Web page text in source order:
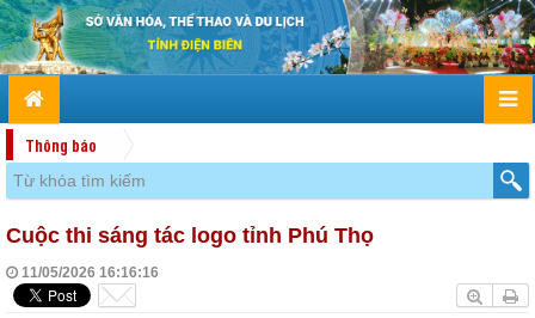
Thông báo
Cuộc thi sáng tác logo tỉnh Phú Thọ
11/05/2026 16:16:16